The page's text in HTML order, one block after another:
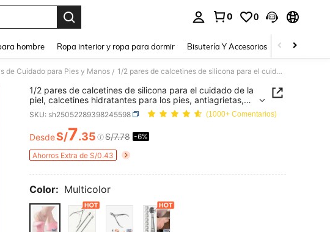
0 0
hombre Ropa interior y ropa para dormir Bisutería Y Accesorios Zapatos
de Cuidado para Pies y Manos / 1/2 pares de calcetines de silicona para el cuidado de la piel, calcetines hidratantes para los pies, antiagrietas, suavizantes de callosidades y cutículas, cubierta para los pies, mascarilla para los pies, calcetines de cuidado y hidratación para los pies
1/2 pares de calcetines de silicona para el cuidado de la
piel, calcetines hidratantes para los pies, antiagrietas,
suavizantes de callosidades y cutículas, cubierta para
los pies, mascarilla para los pies, calcetines de cuidado
y hidratación para los pies
SKU: sh25052289398245598 (1000+ Comentarios)
PRICE AND AVAILABILITY
DesdeS/7.35 S/7.78 -6%
Ahorros Extra de S/0.43
Color: Multicolor